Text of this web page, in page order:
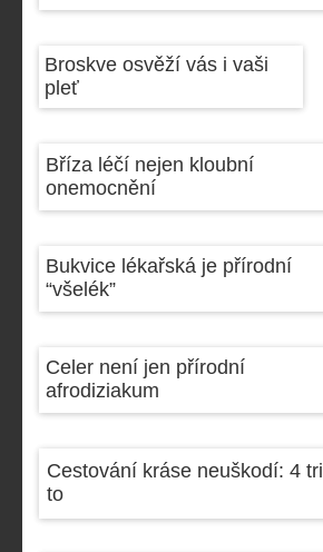
Broskve osvěží vás i vaši
pleť
Bříza léčí nejen kloubní
onemocnění
Bukvice lékařská je přírodní
“všelék”
Celer není jen přírodní
afrodiziakum
Cestování kráse neuškodí: 4
to